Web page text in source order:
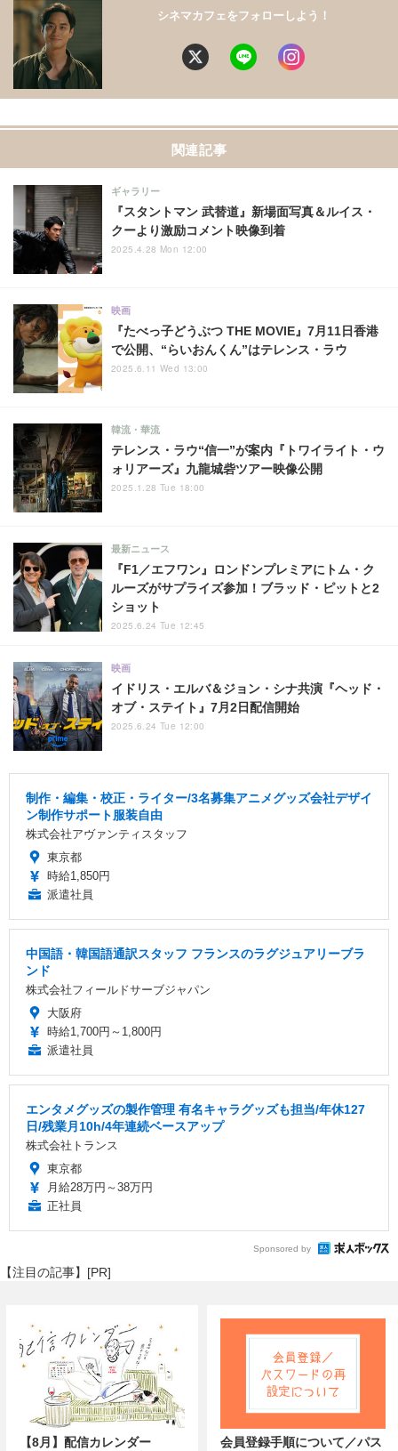
シネマカフェをフォローしよう！
関連記事
『スタントマン 武替道』新場面写真＆ルイス・
クーより激励コメント映像到着
ギャラリー
2025.4.28 Mon 12:00
『たべっ子どうぶつ THE MOVIE』7月11日香港
で公開、“らいおんくん”はテレンス・ラウ
映画
2025.6.11 Wed 13:00
テレンス・ラウ“信一”が案内『トワイライト・ウ
ォリアーズ』九龍城砦ツアー映像公開
韓流・華流
2025.1.28 Tue 18:00
『F1／エフワン』ロンドンプレミアにトム・ク
ルーズがサプライズ参加！ブラッド・ピットと2
ショット
最新ニュース
2025.6.24 Tue 12:45
イドリス・エルバ＆ジョン・シナ共演『ヘッド・
オブ・ステイト』7月2日配信開始
映画
2025.6.24 Tue 12:00
制作・編集・校正・ライター/3名募集アニメグッズ会社デザイ
ン制作サポート服装自由
株式会社アヴァンティスタッフ
東京都
時給1,850円
派遣社員
中国語・韓国語通訳スタッフ フランスのラグジュアリーブラ
ンド
株式会社フィールドサーブジャパン
大阪府
時給1,700円～1,800円
派遣社員
エンタメグッズの製作管理 有名キャラグッズも担当/年休127
日/残業月10h/4年連続ベースアップ
株式会社トランス
東京都
月給28万円～38万円
正社員
Sponsored by
【注目の記事】[PR]
【8月】配信カレンダー
会員登録手順について／パス